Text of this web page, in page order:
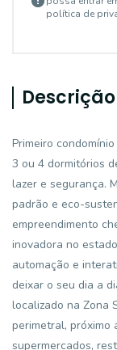
política de
Descrição
Primeiro
3 ou 4 dormitórios
lazer e segurança.
padrão e eco-
empreendimento
inovadora no
automação e
deixar o seu dia a
localizado na Zona
perimetral, próximo
supermercados,